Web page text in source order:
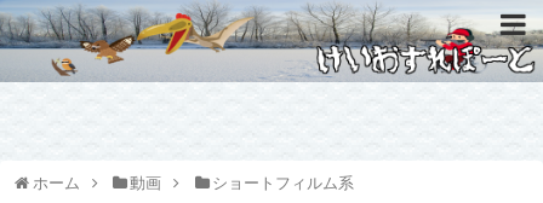
ホーム 動画 ショートフィルム系